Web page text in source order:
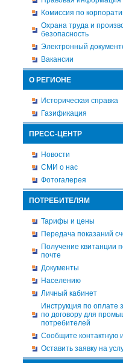
Комиссия по
Охрана труда и
безопасность
Электронный
Вакансии
О РЕГИОНЕ
Историческая справка
Газификация
ПРЕСС-ЦЕНТР
Новости
СМИ о нас
Фотогалерея
ПОТРЕБИТЕЛЯМ
Тарифы и цены
Передача показаний
Получение квитанции
почте
Документы
Населению
Личный кабинет
Инструкция по оплате
по договору для
потребителей
Сообщите контактную
Оставить заявку на